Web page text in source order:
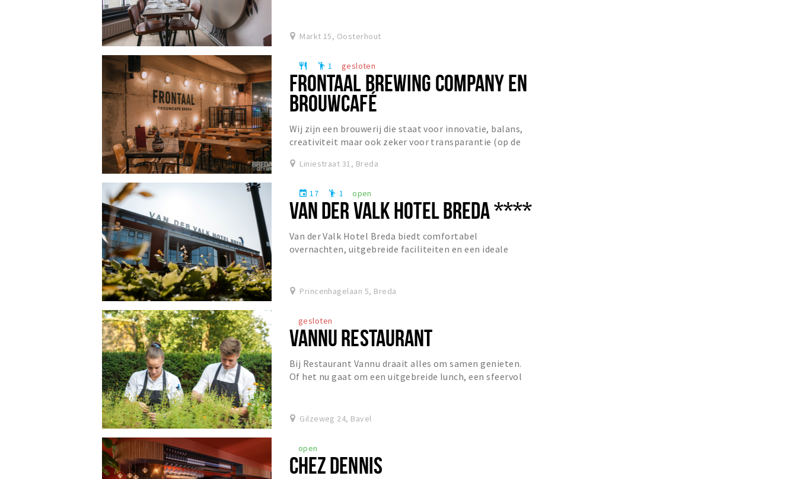
Markt 15, Oosterhout
restaurant emoji_people 1 gesloten
FRONTAAL BREWING COMPANY EN
BROUWCAFÉ
Wij zijn een brouwerij die staat voor innovatie, balans,
creativiteit maar ook zeker voor transparantie (op de
Liniestraat 31, Breda
event 17 emoji_people 1 open
VAN DER VALK HOTEL BREDA ****
Van der Valk Hotel Breda biedt comfortabel
overnachten, uitgebreide faciliteiten en een ideale
Princenhagelaan 5, Breda
gesloten
VANNU RESTAURANT
Bij Restaurant Vannu draait alles om samen genieten.
Of het nu gaat om een uitgebreide lunch, een sfeervol
Gilzeweg 24, Bavel
open
CHEZ DENNIS